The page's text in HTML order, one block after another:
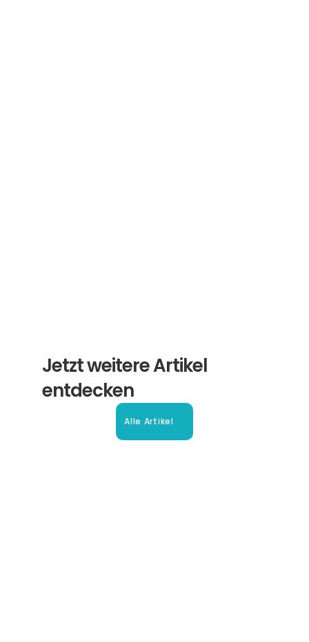
Jetzt weitere Artikel
entdecken
Alle Artikel